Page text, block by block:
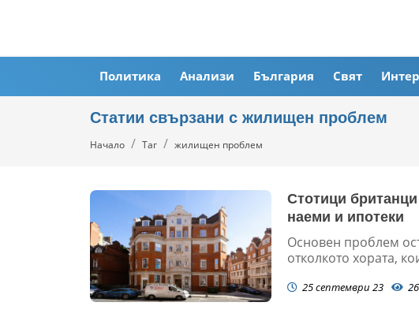
Политика Анализи България Свят
Статии свързани с жилищен проблем
Начало Таг жилищен проблем
Стотици
наеми и ипотеки
Основен проблем
отколкото хората,
25 септември 23